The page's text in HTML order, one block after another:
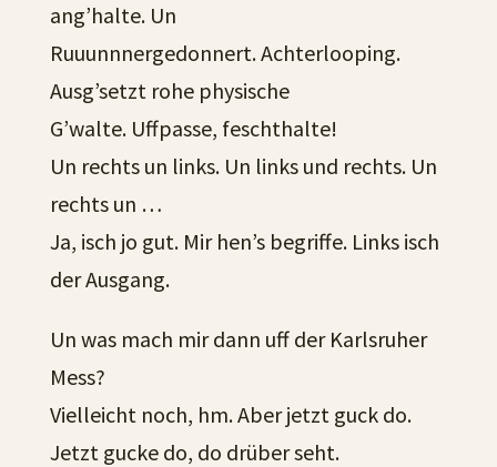
ang’halte. Un
Ruuunnnergedonnert. Achterlooping.
Ausg’setzt rohe physische
G’walte. Uffpasse, feschthalte!
Un rechts un links. Un links und rechts. Un
rechts un …
Ja, isch jo gut. Mir hen’s begriffe. Links isch
der Ausgang.
Un was mach mir dann uff der Karlsruher
Mess?
Vielleicht noch, hm. Aber jetzt guck do.
Jetzt gucke do, do drüber seht.